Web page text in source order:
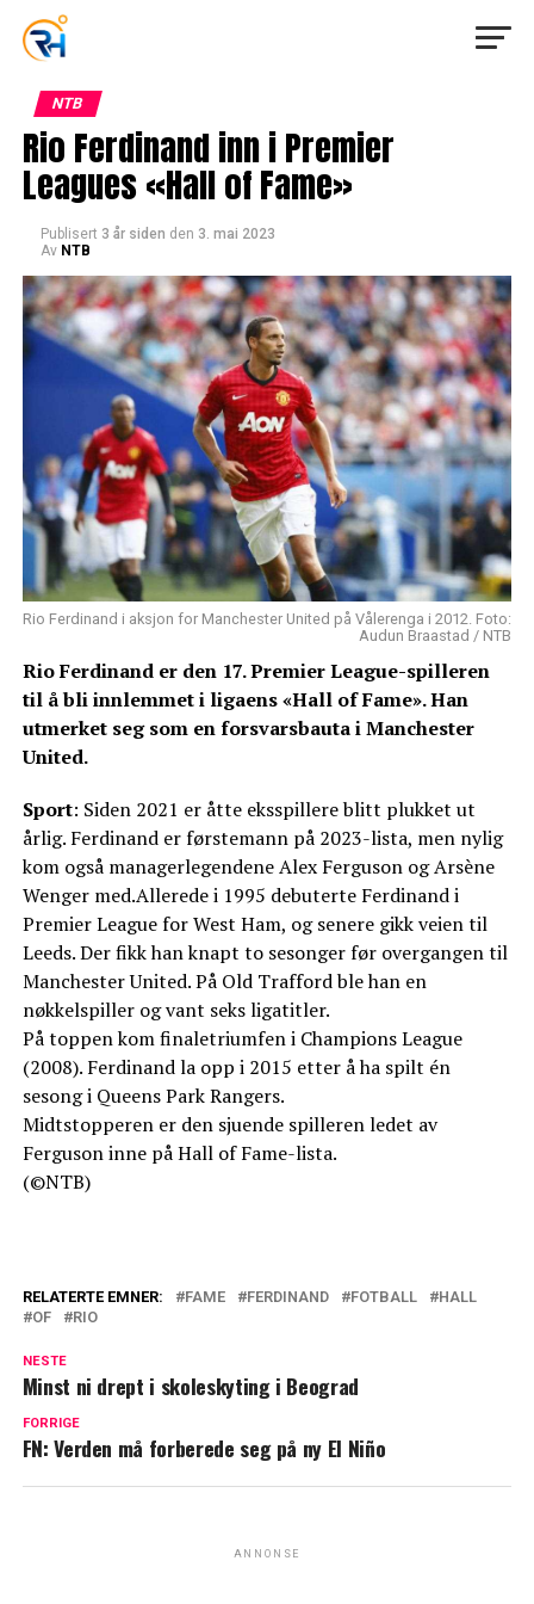
NTB
Rio Ferdinand inn i Premier
Leagues «Hall of Fame»
Publisert 3 år siden den 3. mai 2023
Av NTB
Rio Ferdinand i aksjon for Manchester United på Vålerenga i 2012. Foto:
Audun Braastad / NTB
Rio Ferdinand er den 17. Premier League-spilleren
til å bli innlemmet i ligaens «Hall of Fame». Han
utmerket seg som en forsvarsbauta i Manchester
United.
Sport: Siden 2021 er åtte eksspillere blitt plukket ut
årlig. Ferdinand er førstemann på 2023-lista, men nylig
kom også managerlegendene Alex Ferguson og Arsène
Wenger med.Allerede i 1995 debuterte Ferdinand i
Premier League for West Ham, og senere gikk veien til
Leeds. Der fikk han knapt to sesonger før overgangen til
Manchester United. På Old Trafford ble han en
nøkkelspiller og vant seks ligatitler.
På toppen kom finaletriumfen i Champions League
(2008). Ferdinand la opp i 2015 etter å ha spilt én
sesong i Queens Park Rangers.
Midtstopperen er den sjuende spilleren ledet av
Ferguson inne på Hall of Fame-lista.
(©NTB)
RELATERTE EMNER: FAME FERDINAND FOTBALL
HALL
OF
RIO
NESTE
Minst ni drept i skoleskyting i Beograd
FORRIGE
FN: Verden må forberede seg på ny El Niño
ANNONSE